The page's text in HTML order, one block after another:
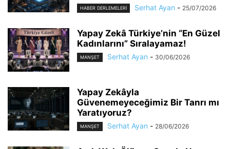
HABER DERLEMELERI Serhat Ayan - 25/07/2026
Yapay Zekâ Türkiye’nin “En Güzel
Kadınlarını” Sıralayamaz!
MANŞET Serhat Ayan - 30/06/2026
Yapay Zekâyla
Güvenemeyeceğimiz Bir Tanrı mı
Yaratıyoruz?
MANŞET Serhat Ayan - 28/06/2026